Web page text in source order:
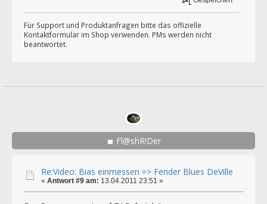
Für Support und Produktanfragen bitte das offizielle
Kontaktformular im Shop verwenden. PMs werden nicht
beantwortet.
Fl@shR!Der
Re:Video: Bias einmessen => Fender Blues DeVille
« Antwort #9 am: 13.04.2011 23:51 »